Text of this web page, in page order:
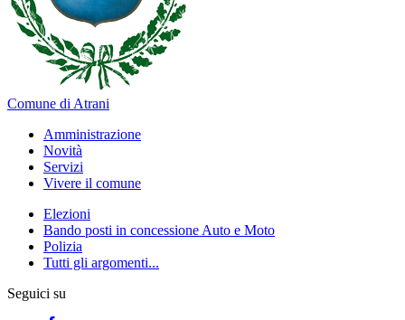
Comune di Atrani
Amministrazione
Novità
Servizi
Vivere il comune
Elezioni
Bando posti in concessione Auto e Moto
Polizia
Tutti gli argomenti...
Seguici su